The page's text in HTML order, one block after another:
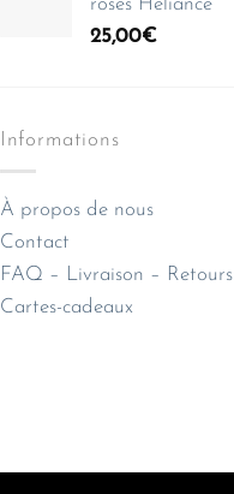
25,00€
Informations
À propos de nous
Contact
FAQ – Livraison – Retours
Cartes-cadeaux